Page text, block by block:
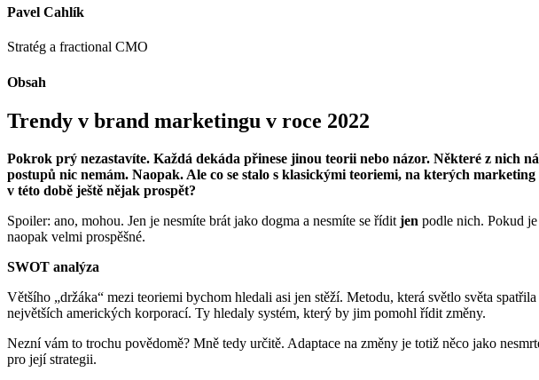
Pavel Cahlík
Stratég a fractional CMO
Obsah
Trendy v brand marketingu v roce 2022
Pokrok prý nezastavíte. Každá dekáda přinese jinou teorii nebo názor. Některé z nich
postupů nic nemám. Naopak. Ale co se stalo s klasickými teoriemi, na kterých
v této době ještě nějak prospět?
Spoiler: ano, mohou. Jen je nesmíte brát jako dogma a nesmíte se řídit jen podle nich. Pokud
naopak velmi prospěšné.
SWOT analýza
Většího „držáka“ mezi teoriemi bychom hledali asi jen stěží. Metodu, která světlo světa
největších amerických korporací. Ty hledaly systém, který by jim pomohl řídit změny.
Nezní vám to trochu povědomě? Mně tedy určitě. Adaptace na změny je totiž něco jako
pro její strategii.